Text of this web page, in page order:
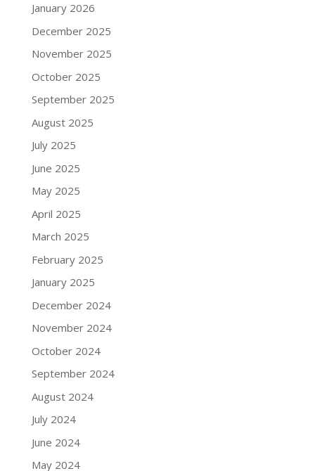
January 2026
December 2025
November 2025
October 2025
September 2025
August 2025
July 2025
June 2025
May 2025
April 2025
March 2025
February 2025
January 2025
December 2024
November 2024
October 2024
September 2024
August 2024
July 2024
June 2024
May 2024